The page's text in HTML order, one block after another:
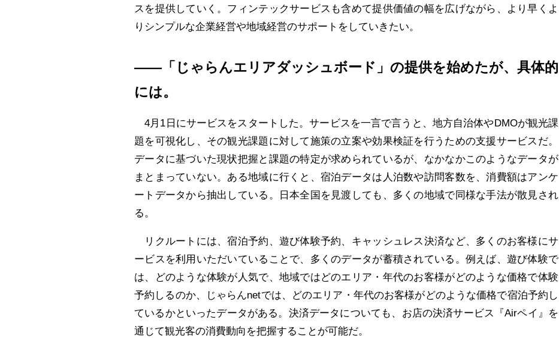
スを提供していく。フィンテックサービスも含めて提供価値の幅を広げながら、より早くよ
りシンプルな企業経営や地域経営のサポートをしていきたい。
――「じゃらんエリアダッシュボード」の提供を始めたが、具体的
には。
4月1日にサービスをスタートした。サービスを一言で言うと、地方自治体やDMOが観光課
題を可視化し、その観光課題に対して施策の立案や効果検証を行うための支援サービスだ。
データに基づいた現状把握と課題の特定が求められているが、なかなかこのようなデータが
まとまっていない。ある地域に行くと、宿泊データは人泊数や訪問客数を、消費額はアンケ
ートデータから抽出している。日本全国を見渡しても、多くの地域で同様な手法が散見され
る。
リクルートには、宿泊予約、遊び体験予約、キャッシュレス決済など、多くのお客様にサ
ービスを利用いただいていることで、多くのデータが蓄積されている。例えば、遊び体験で
は、どのような体験が人気で、地域ではどのエリア・年代のお客様がどのような価格で体験
予約しるのか、じゃらんnetでは、どのエリア・年代のお客様がどのような価格で宿泊予約し
ているかといったデータがある。決済データについても、お店の決済サービス『Airペイ』を
通じて観光客の消費動向を把握することが可能だ。